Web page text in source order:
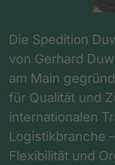
Die Spedition
von Gerhard
am Main
für Qualität und
internationalen
Logistikbranche
Flexibilität und